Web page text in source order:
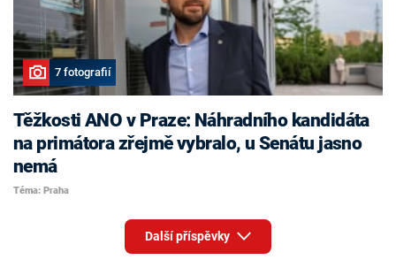
7 fotografií
Těžkosti ANO v Praze: Náhradního kandidáta
na primátora zřejmě vybralo, u Senátu jasno
nemá
Téma: Praha
Další příspěvky